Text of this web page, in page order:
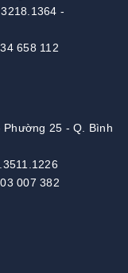
-
658 112
Phường 25 - Q. Bình
007 382